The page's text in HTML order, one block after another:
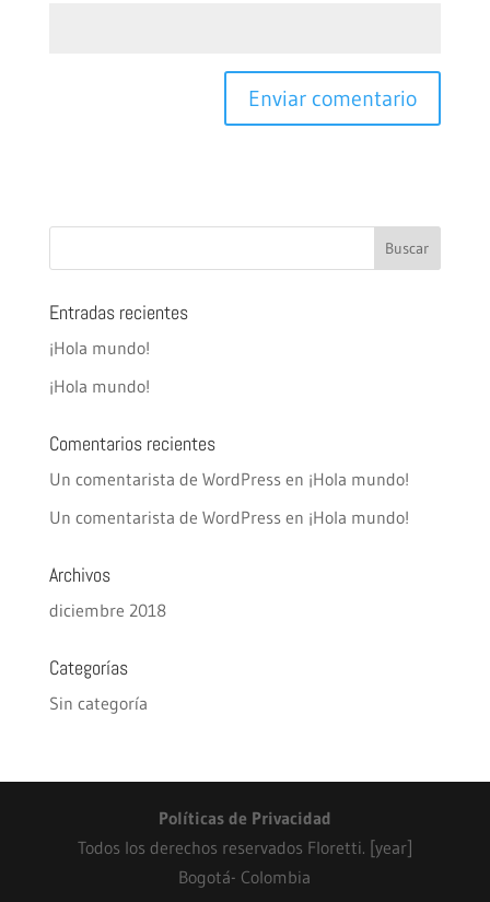
Entradas recientes
¡Hola mundo!
¡Hola mundo!
Comentarios recientes
Un comentarista de WordPressen ¡Hola mundo!
Un comentarista de WordPressen ¡Hola mundo!
Archivos
diciembre 2018
Categorías
Sin categoría
Políticas de Privacidad
Todos los derechos reservados Floretti. [year]
Bogotá- Colombia